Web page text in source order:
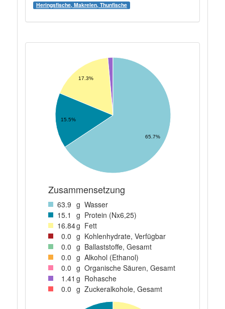
Heringsfische, Makrelen, Thunfische
17.3%
15.5%
65.7%
Zusammensetzung
63.9 g Wasser
15.1 g Protein (Nx6,25)
16.84g Fett
0.0 g Kohlenhydrate, Verfügbar
0.0 g Ballaststoffe, Gesamt
0.0 g Alkohol (Ethanol)
0.0 g Organische Säuren, Gesamt
1 .41 g Rohasche
0.0 g Zuckeralkohole, Gesamt